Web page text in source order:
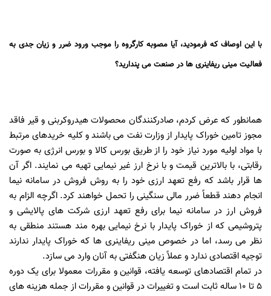
با این اوصاف که فرمودید، آیا مصوبه کارگروه را موجب ورود ضرر و زیان جدی به
فعالیت مینی ریفاینری ها در صنعت می پندارید؟
همانطور که عرض کردم، صادرکنندگان محصولات هیدروکربنی و قیر فاقد
مجوز تامین خوراک پایدار از وزارت نفت می باشند و کلیه خریدهای مرتبط
با مواد اولیه مورد نیاز خود را از طریق بورس کالا و بورس انرژی به صورت
رقابتی، با بالاترین قیمت و با نرخ ارز غیر نیمایی تهیه می نمایند. اگر آن
ها قرار باشد که رفع تعهد ارزی خود را به روش فروش در سامانه نیما
انجام دهند قطعاً ضرر مالی سنگینی را تحمل خواهند کرد. اگرچه الزام به
فروش ارز در سامانه نیما برای رفع تعهد ارزی شرکت های پالایشی و
پتروشیمی که از خوراک پایدار با نرخ نیمایی بهره مند هستند منطقی به
نظر می رسد، اما در خصوص مینی ریفاینری ها که خوراک پایدار ندارند
توجیه اقتصادی ندارد و عملاً زیان هنگفتی به آنان وارد می سازد.
در تمام اقتصادهای توسعه یافته، قوانین و مقررات معمولا برای یک دوره
5 تا 10 ساله ثابت است و تغییرات در قوانین و مقررات از جمله هزینه های